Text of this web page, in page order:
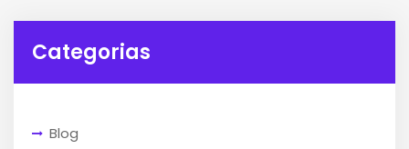
Categorias
Blog